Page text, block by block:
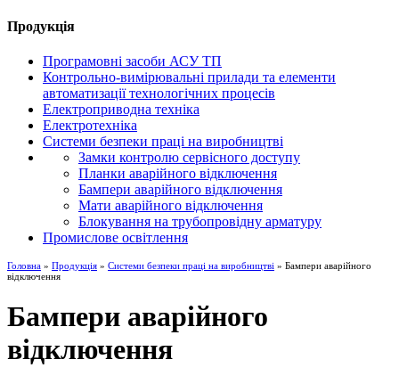
Продукція
Програмовні засоби АСУ ТП
Контрольно-вимірювальні прилади та елементи
автоматизації технологічних процесів
Електроприводна техніка
Електротехніка
Системи безпеки праці на виробництві
Замки контролю сервісного доступу
Планки аварійного відключення
Бампери аварійного відключення
Мати аварійного відключення
Блокування на трубопровідну арматуру
Промислове освітлення
Головна » Продукція » Системи безпеки праці на виробництві » Бампери аварійного
відключення
Бампери аварійного
відключення